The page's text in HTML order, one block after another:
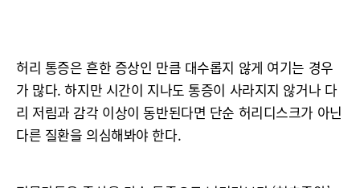
허리 통증은 흔한 증상인 만큼 대수롭지 않게 여기는 경우
가 많다. 하지만 시간이 지나도 통증이 사라지지 않거나 다
리 저림과 감각 이상이 동반된다면 단순 허리디스크가 아닌
다른 질환을 의심해봐야 한다.